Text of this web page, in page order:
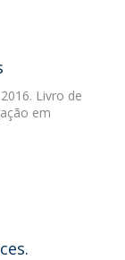
Livro de
em